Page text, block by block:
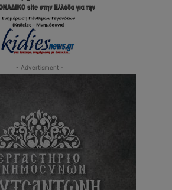
- Advertisment -